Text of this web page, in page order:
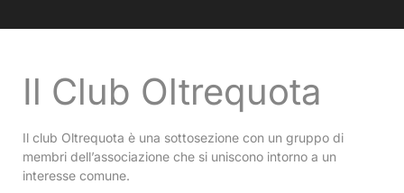
Il Club Oltrequota
Il club Oltrequota è una sottosezione con un gruppo di
membri dell’associazione che si uniscono intorno a un
interesse comune.